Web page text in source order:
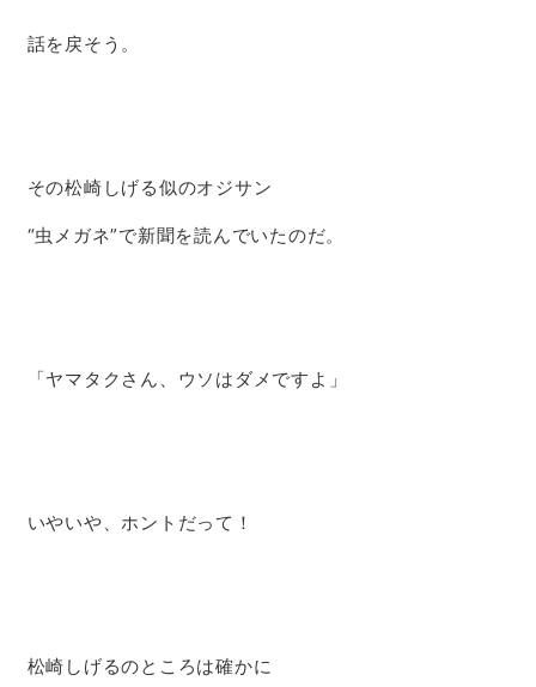
話を戻そう。
その松崎しげる似のオジサン
“虫メガネ”で新聞を読んでいたのだ。
「ヤマタクさん、ウソはダメですよ」
いやいや、ホントだって！
松崎しげるのところは確かに